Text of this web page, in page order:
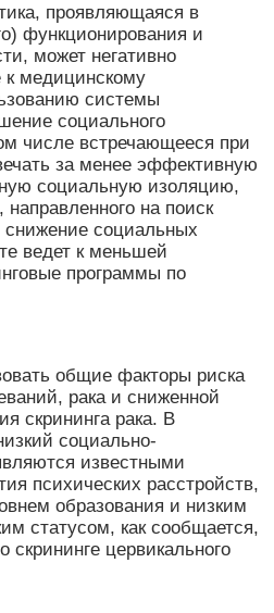
проявляющаяся в
функционирования и
может негативно
к медицинскому
системы
социального
числе встречающееся при
за менее эффективную
социальную изоляцию,
на поиск
социальных
ведет к меньшей
программы по
общие факторы риска
рака и сниженной
скрининга рака. В
социально-
известными
психических расстройств,
образования и низким
статусом, как сообщается,
цервикального